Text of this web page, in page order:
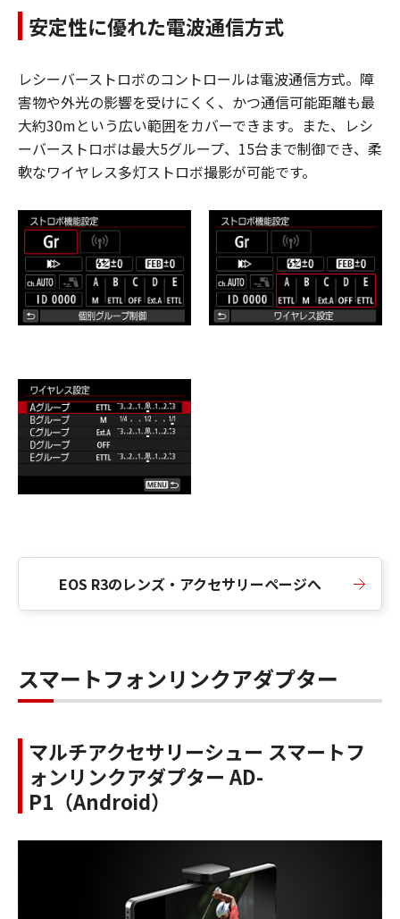
安定性に優れた電波通信方式
レシーバーストロボのコントロールは電波通信方式。障
害物や外光の影響を受けにくく、かつ通信可能距離も最
大約30mという広い範囲をカバーできます。また、レシ
ーバーストロボは最大5グループ、15台まで制御でき、柔
軟なワイヤレス多灯ストロボ撮影が可能です。
EOS R3のレンズ・アクセサリーページへ
スマートフォンリンクアダプター
マルチアクセサリーシュー スマートフ
ォンリンクアダプター AD-
P1（Android）